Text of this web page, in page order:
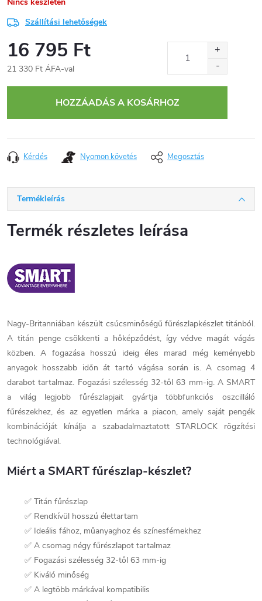
Szállítási lehetőségek
16 795 Ft
21 330 Ft ÁFA-val
HOZZÁADÁS A KOSÁRHOZ
Kérdés Nyomon követés Megosztás
Termékleírás
Termék részletes leírása
Nagy-Britanniában készült csúcsminőségű fűrészlapkészlet titánból.
A titán penge csökkenti a hőképződést, így védve magát vágás
közben. A fogazása hosszú ideig éles marad még keményebb
anyagok hosszabb időn át tartó vágása során is. A csomag 4
darabot tartalmaz. Fogazási szélesség 32-től 63 mm-ig. A SMART
a világ legjobb fűrészlapjait gyártja többfunkciós oszcilláló
fűrészekhez, és az egyetlen márka a piacon, amely saját pengék
kombinációját kínálja a szabadalmaztatott STARLOCK rögzítési
technológiával.
Miért a SMART fűrészlap-készlet?
✅ Titán fűrészlap
✅ Rendkívül hosszú élettartam
✅ Ideális fához, műanyaghoz és színesfémekhez
✅ A csomag négy fűrészlapot tartalmaz
✅ Fogazási szélesség 32-től 63 mm-ig
✅ Kiváló minőség
✅ A legtöbb márkával kompatibilis